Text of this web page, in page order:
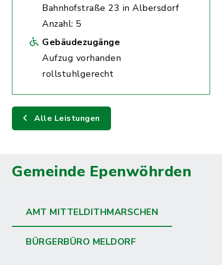
Bahnhofstraße 23 in Albersdorf
Anzahl: 5
Gebäudezugänge
Aufzug vorhanden
rollstuhlgerecht
Alle Leistungen
Gemeinde Epenwöhrden
AMT MITTELDITHMARSCHEN
BÜRGERBÜRO MELDORF